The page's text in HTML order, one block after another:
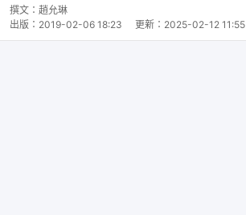
撰文： 趙允琳
出版： 2019-02-06 18:23 更新： 2025-02-12 11:55